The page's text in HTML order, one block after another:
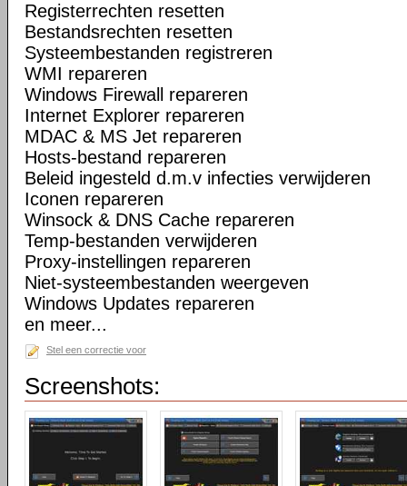
Registerrechten resetten
Bestandsrechten resetten
Systeembestanden registreren
WMI repareren
Windows Firewall repareren
Internet Explorer repareren
MDAC & MS Jet repareren
Hosts-bestand repareren
Beleid ingesteld d.m.v infecties verwijderen
Iconen repareren
Winsock & DNS Cache repareren
Temp-bestanden verwijderen
Proxy-instellingen repareren
Niet-systeembestanden weergeven
Windows Updates repareren
en meer...
Stel een correctie voor
Screenshots: